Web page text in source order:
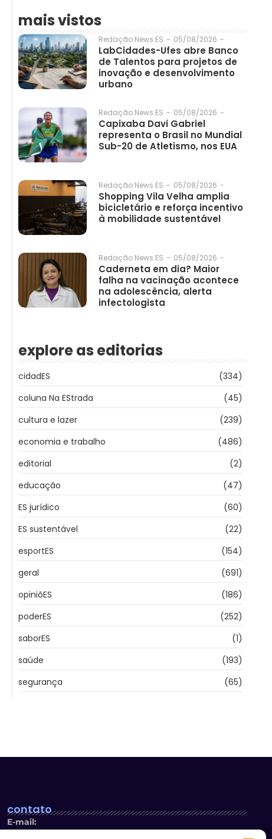
mais vistos
Redação News ES - 05/08/2026 -
LabCidades-Ufes abre Banco
de Talentos para projetos de
inovação e desenvolvimento
urbano
Redação News ES - 05/08/2026 -
Capixaba Davi Gabriel
representa o Brasil no Mundial
Sub-20 de Atletismo, nos EUA
Redação News ES - 05/08/2026 -
Shopping Vila Velha amplia
bicicletário e reforça incentivo
à mobilidade sustentável
Redação News ES - 05/08/2026 -
Caderneta em dia? Maior
falha na vacinação acontece
na adolescência, alerta
infectologista
explore as editorias
cidadES
(334)
coluna Na EStrada
(45)
cultura e lazer
(239)
economia e trabalho
(486)
editorial
(2)
educação
(47)
ES jurídico
(60)
ES sustentável
(22)
esportES
(154)
geral
(691)
opiniõES
(186)
poderES
(252)
saborES
(1)
saúde
(193)
segurança
(65)
contato
E-mail: